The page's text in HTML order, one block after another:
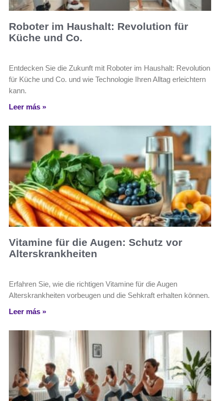
Roboter im Haushalt: Revolution für
Küche und Co.
Entdecken Sie die Zukunft mit Roboter im Haushalt: Revolution
für Küche und Co. und wie Technologie Ihren Alltag erleichtern
kann.
Leer más »
Vitamine für die Augen: Schutz vor
Alterskrankheiten
Erfahren Sie, wie die richtigen Vitamine für die Augen
Alterskrankheiten vorbeugen und die Sehkraft erhalten können.
Leer más »